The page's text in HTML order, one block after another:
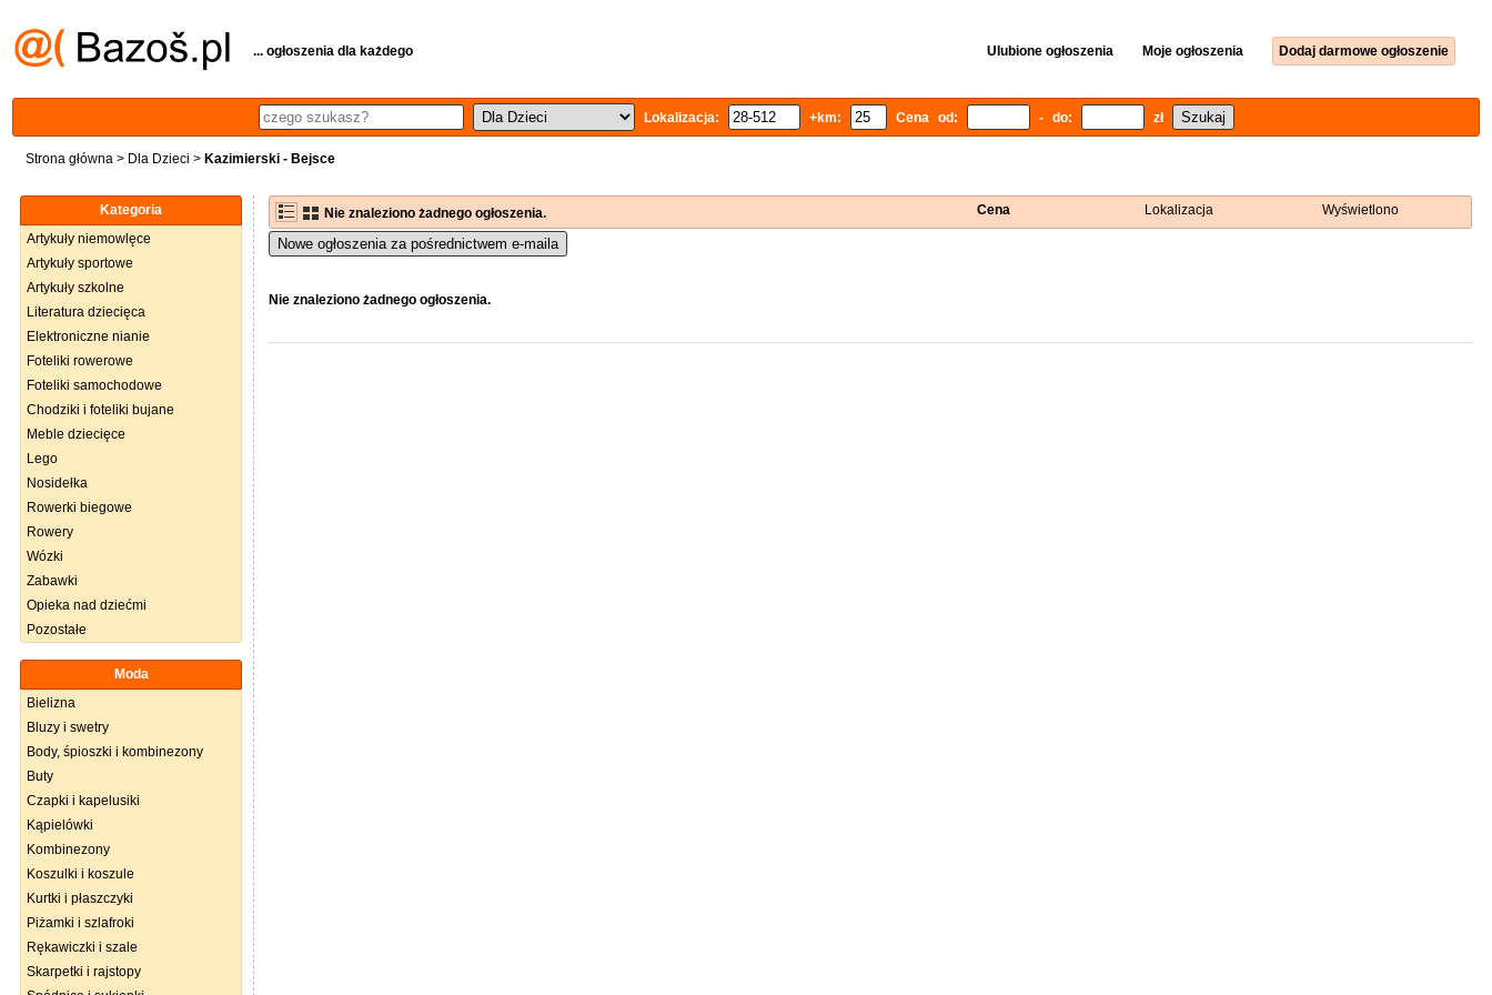
... ogłoszenia dla każdego Ulubione ogłoszenia Moje ogłoszenia Dodaj darmowe ogłoszenie
Lokalizacja: +km: Cena od: - do: zł
Strona główna > Dla Dzieci > Kazimierski - Bejsce
Kategoria
Artykuły niemowlęce
Artykuły sportowe
Artykuły szkolne
Literatura dziecięca
Elektroniczne nianie
Foteliki rowerowe
Foteliki samochodowe
Chodziki i foteliki bujane
Meble dziecięce
Lego
Nosidełka
Rowerki biegowe
Rowery
Wózki
Zabawki
Opieka nad dziećmi
Pozostałe
Moda
Bielizna
Bluzy i swetry
Body, śpioszki i kombinezony
Buty
Czapki i kapelusiki
Kąpielówki
Kombinezony
Koszulki i koszule
Kurtki i płaszczyki
Piżamki i szlafroki
Rękawiczki i szale
Skarpetki i rajstopy
Nie znaleziono żadnego ogłoszenia. Cena Lokalizacja Wyświetlono
Nowe ogłoszenia za pośrednictwem e-maila
Nie znaleziono żadnego ogłoszenia.